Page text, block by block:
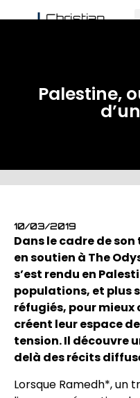
Palestine,
10/03/2019
Dans le cadre de
en soutien à The
s’est rendu en
populations, et plus
réfugiés, pour
créent leur espace
tension. Il découvre
delà des récits
Lorsque Ramedh*, un